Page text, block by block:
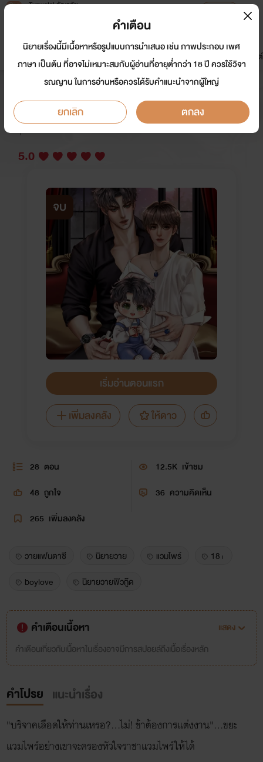
Tunwalai ธัญวลัย
หน้าแรก นิยาย อีบุ๊ก การ์ตูน
มาใหม่
ดรีมแชท ธัญลิสต์
พันธะรักวิวาห์แวมไพร์
นักเขียน: RJ.Ms นักวาด: YES ที่ไม่ได้แปลว่า ใช่
Y
5.0
จบ
เริ่มอ่านตอนแรก
เพิ่มลงคลัง
ให้ดาว
28 ตอน 12.5K เข้าชม
48 ถูกใจ 36 ความคิดเห็น
265 เพิ่มลงคลัง
วายแฟนตาซี นิยายวาย แวมไพร์
18+
boylove
นิยายวายฟิวกู๊ด
คำเตือนเนื้อหา
แสดง
คำเตือนเกี่ยวกับเนื้อหาในเรื่องอาจมีการสปอยล์ถึงเนื้อเรื่องหลัก
คำโปรย แนะนำเรื่อง
"บริจาคเลือดให้ท่านเหรอ?...ไม่! ข้าต้องการแต่งงาน"...ขยะ
แวมไพร์อย่างเขาจะครองหัวใจราชาแวมไพร์ให้ได้
คำเตือน
นิยายเรื่องนี้มีเนื้อหาหรือรูปแบบการนำเสนอ เช่น ภาพประกอบ เพศ
ภาษา เป็นต้น ที่อาจไม่เหมาะสมกับผู้อ่านที่อายุต่ำกว่า 18 ปี ควรใช้วิจา
รณญาน ในการอ่านหรือควรได้รับคำแนะนำจากผู้ใหญ่
ยกเลิก ตกลง